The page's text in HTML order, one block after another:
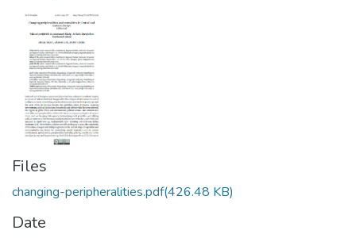
Files
changing-peripheralities.pdf(426.48 KB)
Date